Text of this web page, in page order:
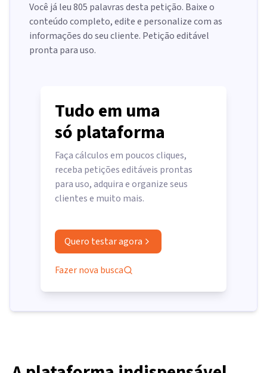
Você já leu805 palavras desta petição. Baixe o
conteúdo completo, edite e personalize com as
informações do seu cliente. Petição editável
pronta para uso.
Tudo em uma
só plataforma
Faça cálculos em poucos cliques,
receba petições editáveis prontas
para uso, adquira e organize seus
clientes e muito mais.
Quero testar agora
Fazer nova busca